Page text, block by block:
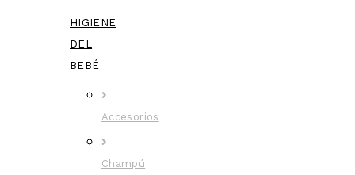
HIGIENE
DEL
BEBÉ
Accesorios
Champú